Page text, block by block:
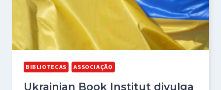
BIBLIOTECAS ASSOCIAÇÃO
Ukrainian Book Institut divulga